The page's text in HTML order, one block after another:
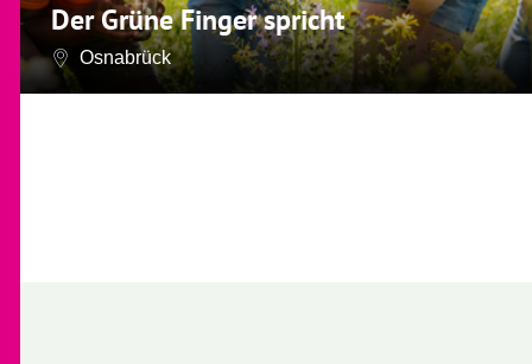
Der Grüne Finger spricht
Osnabrück